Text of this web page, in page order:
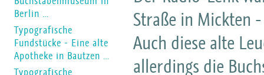
Straße in Mickten
Auch diese alte
allerdings die
Berlin …
Typografische
Fundstücke - Eine alte
Apotheke in Bautzen …
Typografische